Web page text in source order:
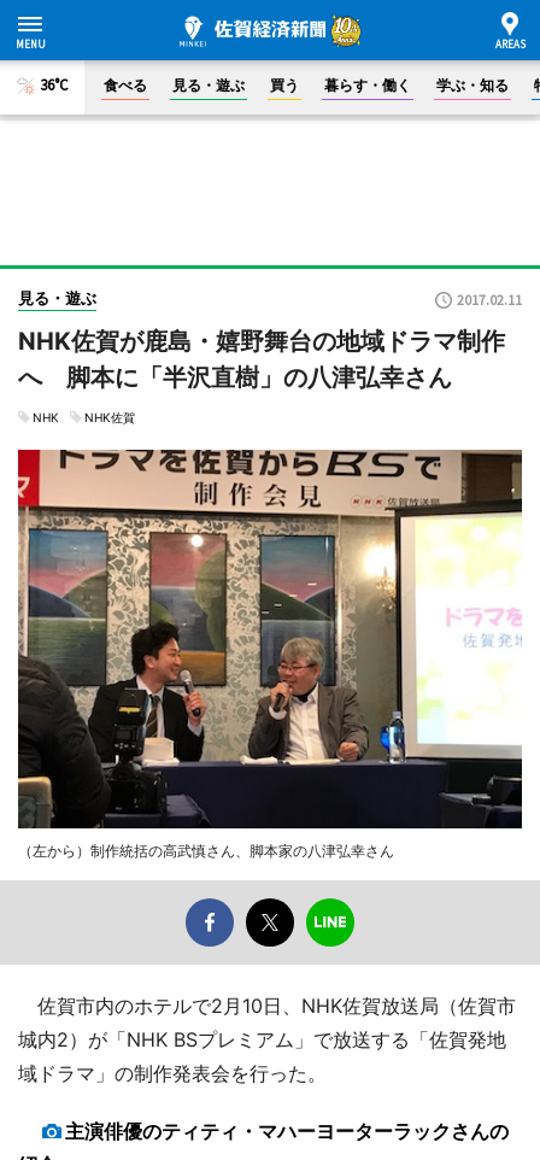
36°C 食べる 見る・遊ぶ 買う 暮らす・働く 学ぶ・知る
見る・遊ぶ 2017.02.11
NHK佐賀が鹿島・嬉野舞台の地域ドラマ制作
へ 脚本に「半沢直樹」の八津弘幸さん
NHK NHK佐賀
（左から）制作統括の高武慎さん、脚本家の八津弘幸さん
佐賀市内のホテルで2月10日、NHK佐賀放送局（佐賀市
城内2）が「NHK BSプレミアム」で放送する「佐賀発地
域ドラマ」の制作発表会を行った。
主演俳優のティティ・マハーヨーターラックさんの